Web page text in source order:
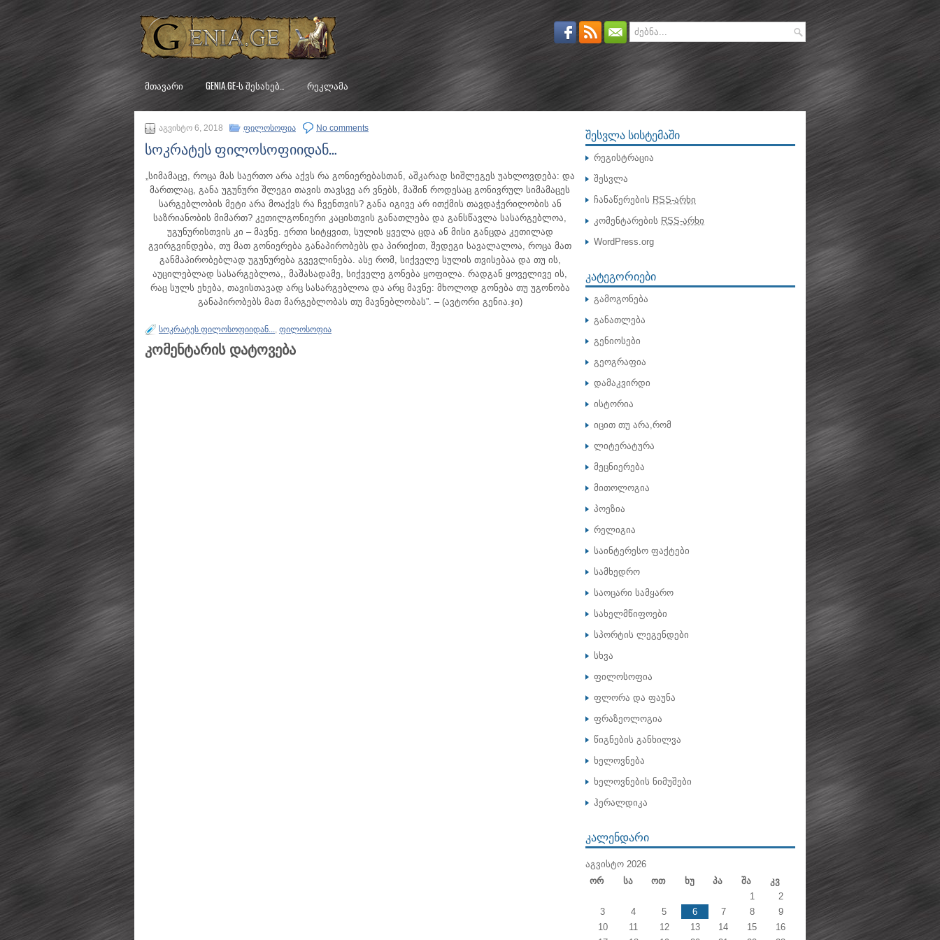
ᲛᲗᲐᲕᲐᲠᲘ GENIA.GE-Ს ᲨᲔᲡᲐᲮᲔᲑ… ᲠᲔᲙᲚᲐᲛᲐ
აგვისტო 6, 2018 ფილოსოფია No comments
სოკრატეს ფილოსოფიიდან…
„სიმამაცე, როცა მას საერთო არა აქვს რა გონიერებასთან, აშკარად სიშლეგეს უახლოვდება: და
მართლაც, განა უგუნური შლეგი თავის თავსვე არ ვნებს, მაშინ როდესაც გონივრულ სიმამაცეს
სარგებლობის მეტი არა მოაქვს რა ჩვენთვის? განა იგივე არ ითქმის თავდაჭერილობის ან
საზრიანობის მიმართ? კეთილგონიერი კაცისთვის განათლება და განსწავლა სასარგებლოა,
უგუნურისთვის კი – მავნე. ერთი სიტყვით, სულის ყველა ცდა ან მისი განცდა კეთილად
გვირგვინდება, თუ მათ გონიერება განაპირობებს და პირიქით, შედეგი სავალალოა, როცა მათ
განმაპირობებლად უგუნურება გვევლინება. ასე რომ, სიქველე სულის თვისებაა და თუ ის,
აუცილებლად სასარგებლოა,, მაშასადამე, სიქველე გონება ყოფილა. რადგან ყოველივე ის,
რაც სულს ეხება, თავისთავად არც სასარგებლოა და არც მავნე: მხოლოდ გონება თუ უგონობა
განაპირობებს მათ მარგებლობას თუ მავნებლობას”. – (ავტორი გენია.ჯი)
სოკრატეს ფილოსოფიიდან..., ფილოსოფია
კომენტარის დატოვება
ᲨᲔᲡᲕᲚᲐ ᲡᲘᲡᲢᲔᲛᲐᲨᲘ
რეგისტრაცია
შესვლა
ჩანაწერების RSS-არხი
კომენტარების RSS-არხი
WordPress.org
ᲙᲐᲢᲔᲒᲝᲠᲘᲔᲑᲘ
გამოგონება
განათლება
გენიოსები
გეოგრაფია
დამაკვირდი
ისტორია
იცით თუ არა,რომ
ლიტერატურა
მეცნიერება
მითოლოგია
პოეზია
რელიგია
საინტერესო ფაქტები
სამხედრო
საოცარი სამყარო
სახელმწიფოები
სპორტის ლეგენდები
სხვა
ფილოსოფია
ფლორა და ფაუნა
ფრაზეოლოგია
წიგნების განხილვა
ხელოვნება
ხელოვნების ნიმუშები
ჰერალდიკა
ᲙᲐᲚᲔᲜᲓᲐᲠᲘ
ᲐᲒᲕᲘᲡᲢᲝ 2026
Ორ
Სა Ოთ Ხუ Პა Შა
Კვ
1
2
3
4 5 6 7 8
9
10
11 12 13 14 15
16